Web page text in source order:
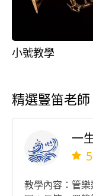
小號教學
精選豎笛老師
一
教學內容：管